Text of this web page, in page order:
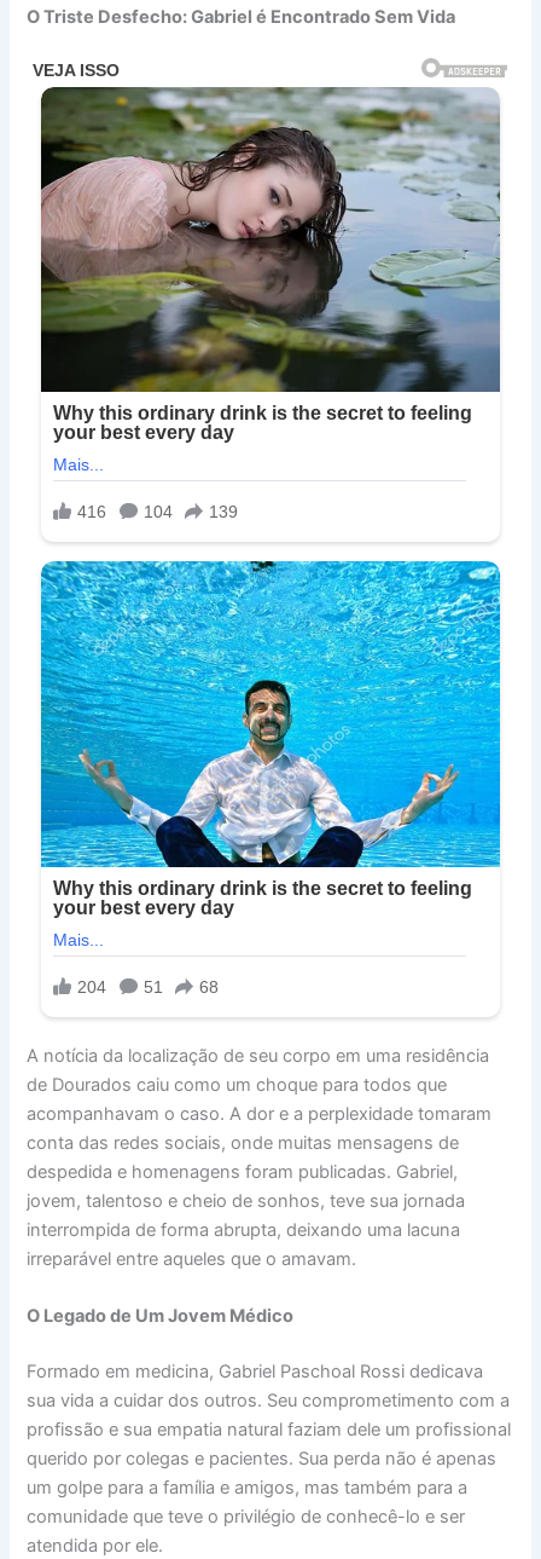
O Triste Desfecho: Gabriel é Encontrado Sem Vida
A notícia da localização de seu corpo em uma residência
de Dourados caiu como um choque para todos que
acompanhavam o caso. A dor e a perplexidade tomaram
conta das redes sociais, onde muitas mensagens de
despedida e homenagens foram publicadas. Gabriel,
jovem, talentoso e cheio de sonhos, teve sua jornada
interrompida de forma abrupta, deixando uma lacuna
irreparável entre aqueles que o amavam.
O Legado de Um Jovem Médico
Formado em medicina, Gabriel Paschoal Rossi dedicava
sua vida a cuidar dos outros. Seu comprometimento com a
profissão e sua empatia natural faziam dele um profissional
querido por colegas e pacientes. Sua perda não é apenas
um golpe para a família e amigos, mas também para a
comunidade que teve o privilégio de conhecê-lo e ser
atendida por ele.